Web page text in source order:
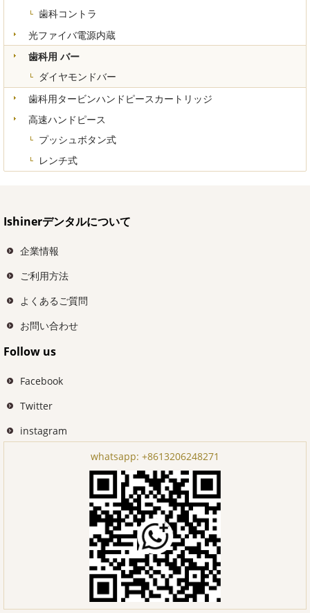
歯科コントラ
光ファイバ電源内蔵
歯科用 バー
ダイヤモンドバー
歯科用タービンハンドピースカートリッジ
高速ハンドピース
プッシュボタン式
レンチ式
Ishinerデンタルについて
企業情報
ご利用方法
よくあるご質問
お問い合わせ
Follow us
Facebook
Twitter
instagram
whatsapp: +8613206248271